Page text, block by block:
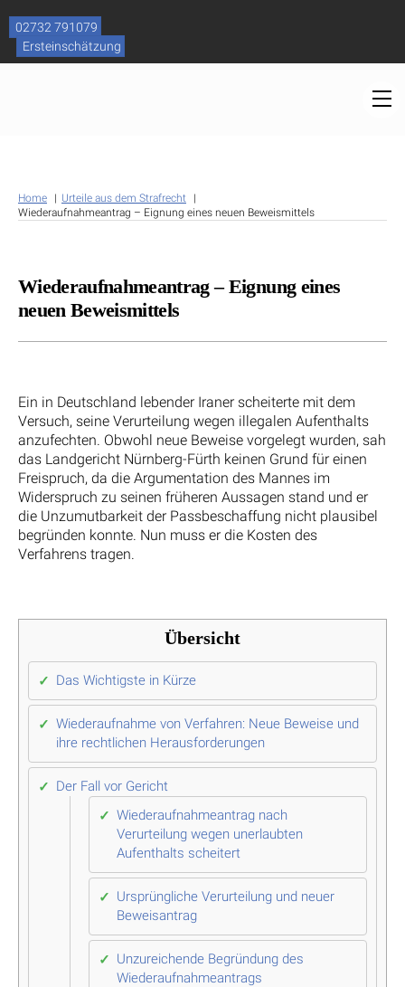
content
02732 791079
Ersteinschätzung
Home
Urteile aus dem Strafrecht
Wiederaufnahmeantrag – Eignung eines neuen Beweismittels
Wiederaufnahmeantrag – Eignung eines
neuen Beweismittels
Ein in Deutschland lebender Iraner scheiterte mit dem
Versuch, seine Verurteilung wegen illegalen Aufenthalts
anzufechten. Obwohl neue Beweise vorgelegt wurden, sah
das Landgericht Nürnberg-Fürth keinen Grund für einen
Freispruch, da die Argumentation des Mannes im
Widerspruch zu seinen früheren Aussagen stand und er
die Unzumutbarkeit der Passbeschaffung nicht plausibel
begründen konnte. Nun muss er die Kosten des
Verfahrens tragen.
Übersicht
Das Wichtigste in Kürze
Wiederaufnahme von Verfahren: Neue Beweise und
ihre rechtlichen Herausforderungen
Der Fall vor Gericht
Wiederaufnahmeantrag nach
Verurteilung wegen unerlaubten
Aufenthalts scheitert
Ursprüngliche Verurteilung und neuer
Beweisantrag
Unzureichende Begründung des
Wiederaufnahmeantrags